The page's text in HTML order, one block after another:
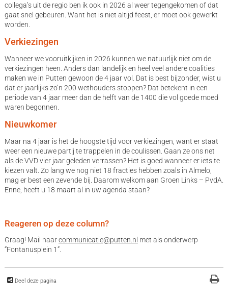
collega’s uit de regio ben ik ook in 2026 al weer tegengekomen of dat
gaat snel gebeuren. Want het is niet altijd feest, er moet ook gewerkt
worden.
Verkiezingen
Wanneer we vooruitkijken in 2026 kunnen we natuurlijk niet om de
verkiezingen heen. Anders dan landelijk en heel veel andere coalities
maken we in Putten gewoon de 4 jaar vol. Dat is best bijzonder, wist u
dat er jaarlijks zo’n 200 wethouders stoppen? Dat betekent in een
periode van 4 jaar meer dan de helft van de 1400 die vol goede moed
waren begonnen.
Nieuwkomer
Maar na 4 jaar is het de hoogste tijd voor verkiezingen, want er staat
weer een nieuwe partij te trappelen in de coulissen. Gaan ze ons net
als de VVD vier jaar geleden verrassen? Het is goed wanneer er iets te
kiezen valt. Zo lang we nog niet 18 fracties hebben zoals in Almelo,
mag er best een zevende bij. Daarom welkom aan Groen Links – PvdA.
Enne, heeft u 18 maart al in uw agenda staan?
Reageren op deze column?
Graag! Mail naarcommunicatie@putten.nl met als onderwerp
“Fontanusplein 1”.
Deel deze pagina